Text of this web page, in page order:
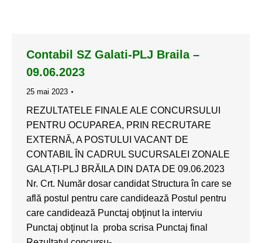
Contabil SZ Galati-PLJ Braila –
09.06.2023
25 mai 2023
REZULTATELE FINALE ALE CONCURSULUI
PENTRU OCUPAREA, PRIN RECRUTARE
EXTERNĂ, A POSTULUI VACANT DE
CONTABIL ÎN CADRUL SUCURSALEI ZONALE
GALAȚI-PLJ BRĂILA DIN DATA DE 09.06.2023
Nr. Crt. Număr dosar candidat Structura în care se
află postul pentru care candidează Postul pentru
care candidează Punctaj obţinut la interviu
Punctaj obţinut la proba scrisa Punctaj final